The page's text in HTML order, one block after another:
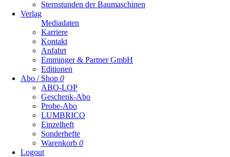
Sternstunden der Baumaschinen
Verlag
Mediadaten
Karriere
Kontakt
Anfahrt
Emminger & Partner GmbH
Editionen
Abo / Shop 0
ABO-LOP
Geschenk-Abo
Probe-Abo
LUMBRICO
Einzelheft
Sonderhefte
Warenkorb 0
Logout